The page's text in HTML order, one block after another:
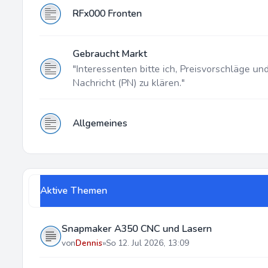
RFx000 Fronten
Gebraucht Markt
"Interessenten bitte ich, Preisvorschläge
Nachricht (PN) zu klären."
Allgemeines
Aktive Themen
Snapmaker A350 CNC und Lasern
vonDennis»So 12. Jul 2026, 13:09